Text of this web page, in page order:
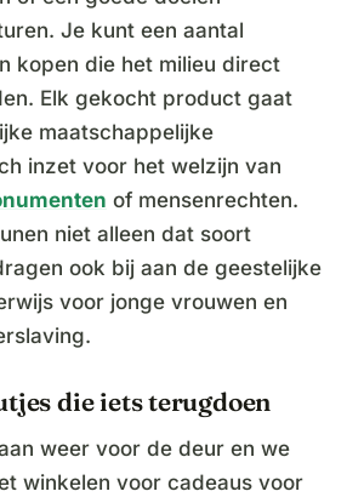
Je kunt een aantal
kopen die het milieu direct
Elk gekocht product gaat
maatschappelijke
inzet voor het welzijn van
of mensenrechten.
niet alleen dat soort
ook bij aan de geestelijke
voor jonge vrouwen en
die iets terugdoen
weer voor de deur en we
winkelen voor cadeaus voor